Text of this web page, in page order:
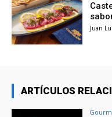
Juan
ARTÍCULOS